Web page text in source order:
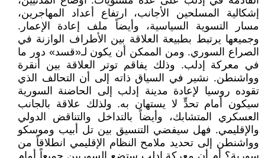
إشكالية المسلحين الأجانب، ارتفاع أعداد المهاجرين،
مسار التسوية السياسية، وأيضاً ملف إعادة الإعمار.
وجميعها يرتبط بطبيعة العلاقة بين الأطراف الوازنة في
الصراع السوري. ومن الممكن أن يكون لـ«قسد» دور ما
في معركة إدلب. وذلك يفاقم توتر العلاقة بين أنقرة
وواشنطن. نشير في السياق ذاته إلى أن التحالف الذي
تقوده روسيا لإعادة مدينة إدلب إلى الحاضنة السورية
سيكون أمام تحدٍّ لا يستهان به. ولذلك علاقة بالجانب
العسكري المتشابك، وأيضاً بالتداخل والتناقض الدولي
والإقليمي. فهل سيفضي التنسيق بين تل أبيب وموسكو
وواشنطن إلى تحديد ملامح النظام الإقليمي انطلاقاً من